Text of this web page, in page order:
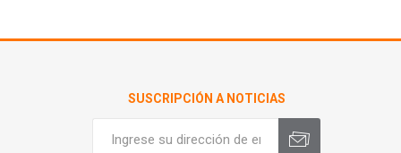
SUSCRIPCIÓN A NOTICIAS